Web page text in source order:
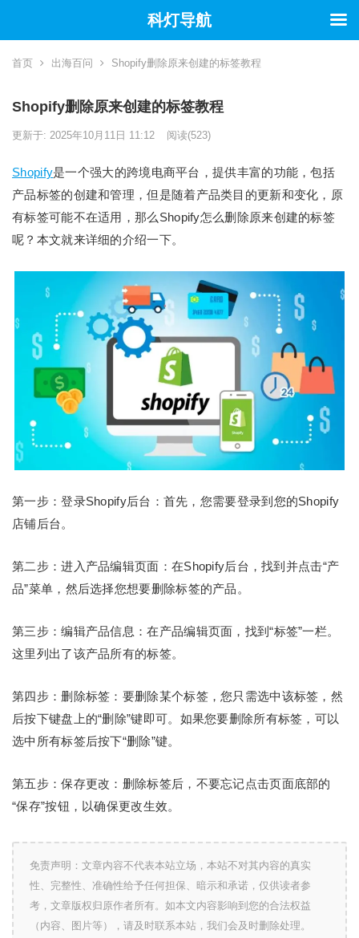
首页 出海百问 Shopify删除原来创建的标签教程
Shopify删除原来创建的标签教程
更新于: 2025年10月11日 11:12 阅读(523)
Shopify是一个强大的跨境电商平台，提供丰富的功能，包括
产品标签的创建和管理，但是随着产品类目的更新和变化，原
有标签可能不在适用，那么Shopify怎么删除原来创建的标签
呢？本文就来详细的介绍一下。
第一步：登录Shopify后台：首先，您需要登录到您的Shopify
店铺后台。
第二步：进入产品编辑页面：在Shopify后台，找到并点击“产
品”菜单，然后选择您想要删除标签的产品。
第三步：编辑产品信息：在产品编辑页面，找到“标签”一栏。
这里列出了该产品所有的标签。
第四步：删除标签：要删除某个标签，您只需选中该标签，然
后按下键盘上的“删除”键即可。如果您要删除所有标签，可以
选中所有标签后按下“删除”键。
第五步：保存更改：删除标签后，不要忘记点击页面底部的
“保存”按钮，以确保更改生效。
免责声明：文章内容不代表本站立场，本站不对其内容的真实
性、完整性、准确性给予任何担保、暗示和承诺，仅供读者参
考，文章版权归原作者所有。如本文内容影响到您的合法权益
（内容、图片等），请及时联系本站，我们会及时删除处理。
科灯导航